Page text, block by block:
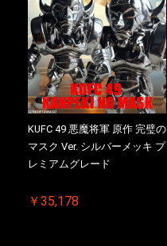
KUFC 49 悪魔将軍 原作 完璧の
マスク Ver. シルバーメッキ プ
レミアムグレード
￥35,178